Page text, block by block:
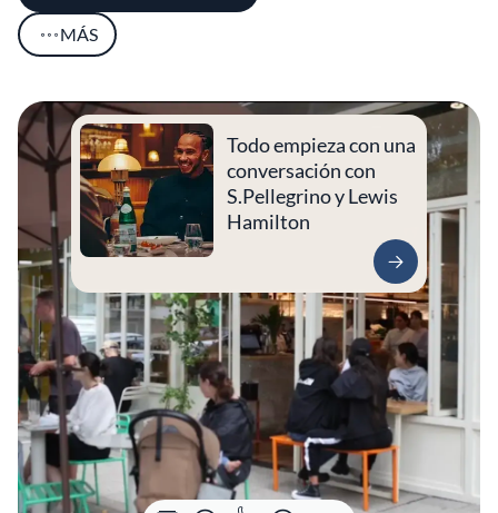
MÁS
Todo empieza con una
conversación con
S.Pellegrino y Lewis
Hamilton